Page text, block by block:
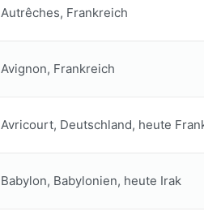
Autrêches, Frankreich
Avignon, Frankreich
Avricourt, Deutschland, heute
Babylon, Babylonien, heute Irak